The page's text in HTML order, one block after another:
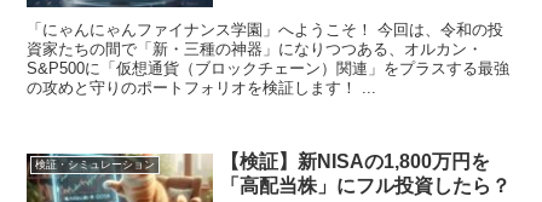
「にゃんにゃんファイナンス学園」へようこそ！ 今回は、令和の投
資家たちの間で「新・三種の神器」になりつつある、オルカン・
S&P500に「仮想通貨（ブロックチェーン）関連」をプラスする最強
の攻めと守りのポートフォリオを検証します！ ...
検証・シミュレーション
【検証】新NISAの1,800万円を
「高配当株」にフル投資したら？